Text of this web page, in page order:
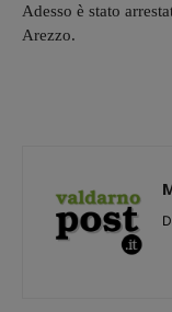
Adesso è stato
Arezzo.